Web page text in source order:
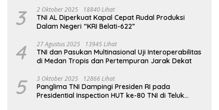
3 2 Oktober 2025 18840 Lihat
TNI AL Diperkuat Kapal Cepat Rudal Produksi
Dalam Negeri “KRI Belati-622”
4 27 Agustus 2025 13945 Lihat
TNI dan Pasukan Multinasional Uji Interoperabilitas
di Medan Tropis dan Pertempuran Jarak Dekat
5 3 Oktober 2025 12866 Lihat
Panglima TNI Dampingi Presiden RI pada
Presidential Inspection HUT ke-80 TNI di Teluk